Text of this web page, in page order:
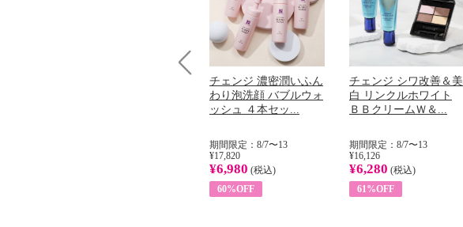
チェンジ 濃密潤いふん
わり泡洗顔 バブルウォ
ッシュ ４本セッ...
期間限定：8/7〜13
¥17,820
¥6,980 (税込)
60%OFF
チェンジ シワ改善＆美
白 リンクルホワイト
ＢＢクリームＷ＆...
期間限定：8/7〜13
¥16,126
¥6,280 (税込)
61%OFF